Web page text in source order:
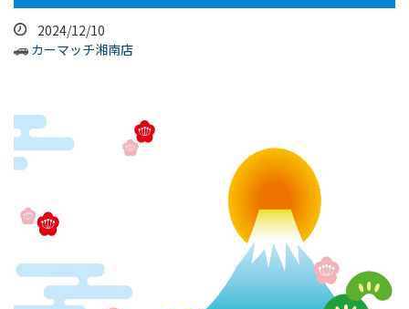
2024/12/10
カーマッチ湘南店